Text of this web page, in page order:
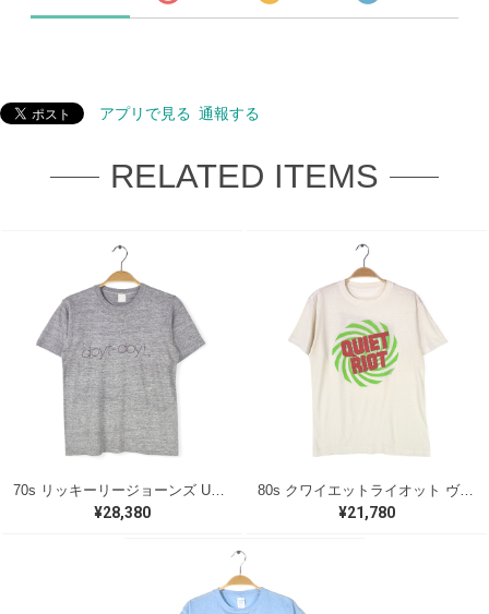
アプリで見る 通報する
RELATED ITEMS
¥28,380
80s クワイエットライオット ヴィンテージTシャツ ロックTシャツ バンドロゴ ホワイト QUIET RIOT メンズM相当 古着 @AAB1362
¥21,780